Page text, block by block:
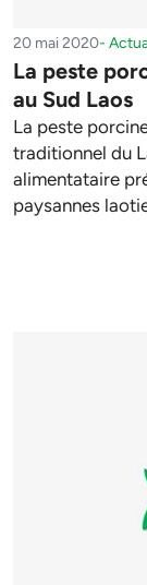
20 mai 2020-
La peste
au Sud Laos
La peste
traditionnel du
alimentataire
paysannes